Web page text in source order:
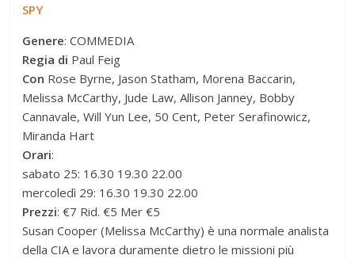
SPY
Genere: COMMEDIA
Regia di Paul Feig
Con Rose Byrne, Jason Statham, Morena Baccarin,
Melissa McCarthy, Jude Law, Allison Janney, Bobby
Cannavale, Will Yun Lee, 50 Cent, Peter Serafinowicz,
Miranda Hart
Orari:
sabato 25: 16.30 19.30 22.00
mercoledì 29: 16.30 19.30 22.00
Prezzi: €7 Rid. €5 Mer €5
Susan Cooper (Melissa McCarthy) è una normale analista
della CIA e lavora duramente dietro le missioni più